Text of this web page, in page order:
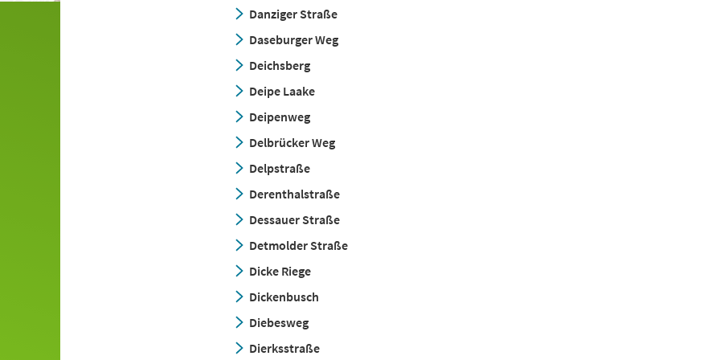
Danziger Straße
Daseburger Weg
Deichsberg
Deipe Laake
Deipenweg
Delbrücker Weg
Delpstraße
Derenthalstraße
Dessauer Straße
Detmolder Straße
Dicke Riege
Dickenbusch
Diebesweg
Dierksstraße